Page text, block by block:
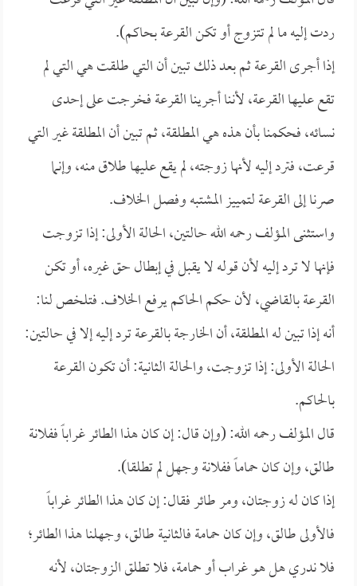
ردت إليه ما لم تتزوج أو تكن القرعة بحاكم).
إذا أجرى القرعة ثم بعد ذلك تبين أن التي طلقت هي التي لم
تقع عليها القرعة، لأننا أجرينا القرعة فخرجت على إحدى
نسائه، فحكمنا بأن هذه هي المطلقة، ثم تبين أن المطلقة غير التي
قرعت، فترد إليه لأنها زوجته، لم يقع عليها طلاق منه، وإنما
صرنا إلى القرعة لتمييز المشتبه وفصل الخلاف.
واستثنى المؤلف رحمه الله حالتين، الحالة الأولى: إذا تزوجت
فإنها لا ترد إليه لأن قوله لا يقبل في إبطال حق غيره، أو تكن
القرعة بالقاضي، لأن حكم الحاكم يرفع الخلاف. فتلخص لنا:
أنه إذا تبين له المطلقة، أن الخارجة بالقرعة ترد إليه إلا في حالتين:
الحالة الأولى: إذا تزوجت، والحالة الثانية: أن تكون القرعة
بالحاكم.
قال المؤلف رحمه الله: (وإن قال: إن كان هذا الطائر غراباً ففلانة
طالق، وإن كان حماماً ففلانة وجهل لم تطلقا).
إذا كان له زوجتان، ومر طائر فقال: إن كان هذا الطائر غراباً
فالأولى طالق، وإن كان حمامة فالثانية طالق، وجهلنا هذا الطائر؛
فلا ندري هل هو غراب أو حمامة، فلا تطلق الزوجتان، لأنه